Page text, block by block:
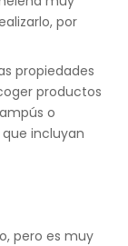
por
propiedades
productos
o
incluyan
pero es muy